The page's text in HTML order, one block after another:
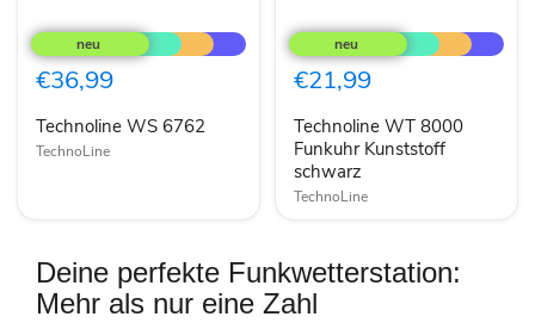
WS
6762
€36,99
Technoline WS 6762
TechnoLine
WT
8000
Funkuhr
Kunststoff
€21,99
Technoline WT 8000
Funkuhr Kunststoff
schwarz
TechnoLine
Deine perfekte Funkwetterstation:
Mehr als nur eine Zahl